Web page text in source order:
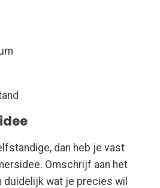
dan heb je vast
Omschrijf aan het
duidelijk wat je precies wil